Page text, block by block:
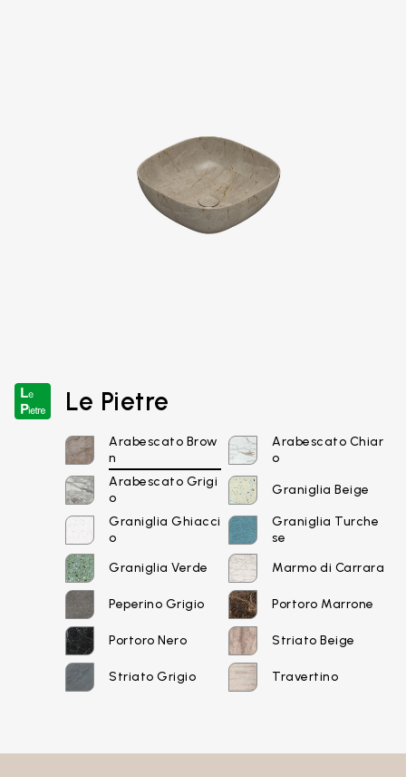
Email*
Password
Recupera password
Le Pietre
Arabescato Brow
n
Arabescato Chiar
o
Arabescato Grigi
o
Graniglia Beige
Graniglia Ghiacci
o
Graniglia Turche
se
Graniglia Verde
Marmo di Carrara
Peperino Grigio Portoro Marrone
Portoro Nero Striato Beige
Striato Grigio Travertino